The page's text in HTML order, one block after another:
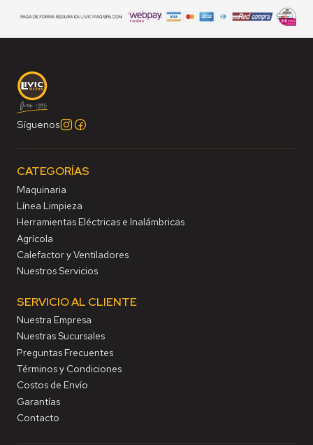
Síguenos
CATEGORÍAS
Maquinaria
Línea Limpieza
Herramientas Eléctricas e Inalámbricas
Agrícola
Calefactor y Ventiladores
Nuestros Servicios
SERVICIO AL CLIENTE
Nuestra Empresa
Nuestras Sucursales
Preguntas Frecuentes
Términos y Condiciones
Costos de Envío
Garantías
Contacto